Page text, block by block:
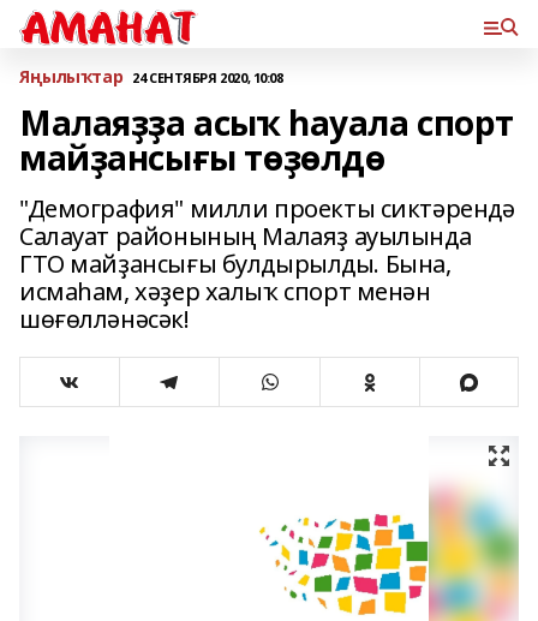
Яңылыҡтар 24 СЕНТЯБРЯ 2020, 10:08
Малаяҙҙа асыҡ һауала спорт
майҙансығы төҙөлдө
"Демография" милли проекты сиктәрендә
Салауат районының Малаяҙ ауылында
ГТО майҙансығы булдырылды. Бына,
исмаһам, хәҙер халыҡ спорт менән
шөғөлләнәсәк!